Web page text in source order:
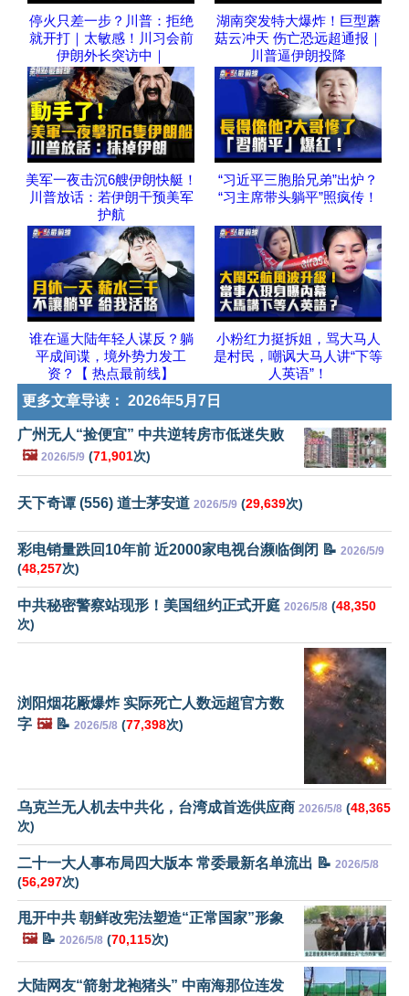
停火只差一步？川普：拒绝
就开打｜太敏感！川习会前
伊朗外长突访中｜
湖南突发特大爆炸！巨型蘑
菇云冲天 伤亡恐远超通报｜
川普逼伊朗投降
美军一夜击沉6艘伊朗快艇！
川普放话：若伊朗干预美军
护航
“习近平三胞胎兄弟”出炉？
“习主席带头躺平”照疯传！
谁在逼大陆年轻人谋反？躺
平成间谍，境外势力发工
资？【 热点最前线】
小粉红力挺拆姐，骂大马人
是村民，嘲讽大马人讲“下等
人英语”！
更多文章导读： 2026年5月7日
广州无人“捡便宜” 中共逆转房市低迷失败
🖼️ 2026/5/9 (71,901次)
天下奇谭 (556) 道士茅安道 2026/5/9 (29,639次)
彩电销量跌回10年前 近2000家电视台濒临倒闭 📝 2026/5/9
(48,257次)
中共秘密警察站现形！美国纽约正式开庭 2026/5/8 (48,350
次)
浏阳烟花厰爆炸 实际死亡人数远超官方数
字 🖼️📝 2026/5/8 (77,398次)
乌克兰无人机去中共化，台湾成首选供应商 2026/5/8 (48,365
次)
二十一大人事布局四大版本 常委最新名单流出 📝 2026/5/8
(56,297次)
甩开中共 朝鲜改宪法塑造“正常国家”形象
🖼️📝 2026/5/8 (70,115次)
大陆网友“箭射龙袍猪头” 中南海那位连发